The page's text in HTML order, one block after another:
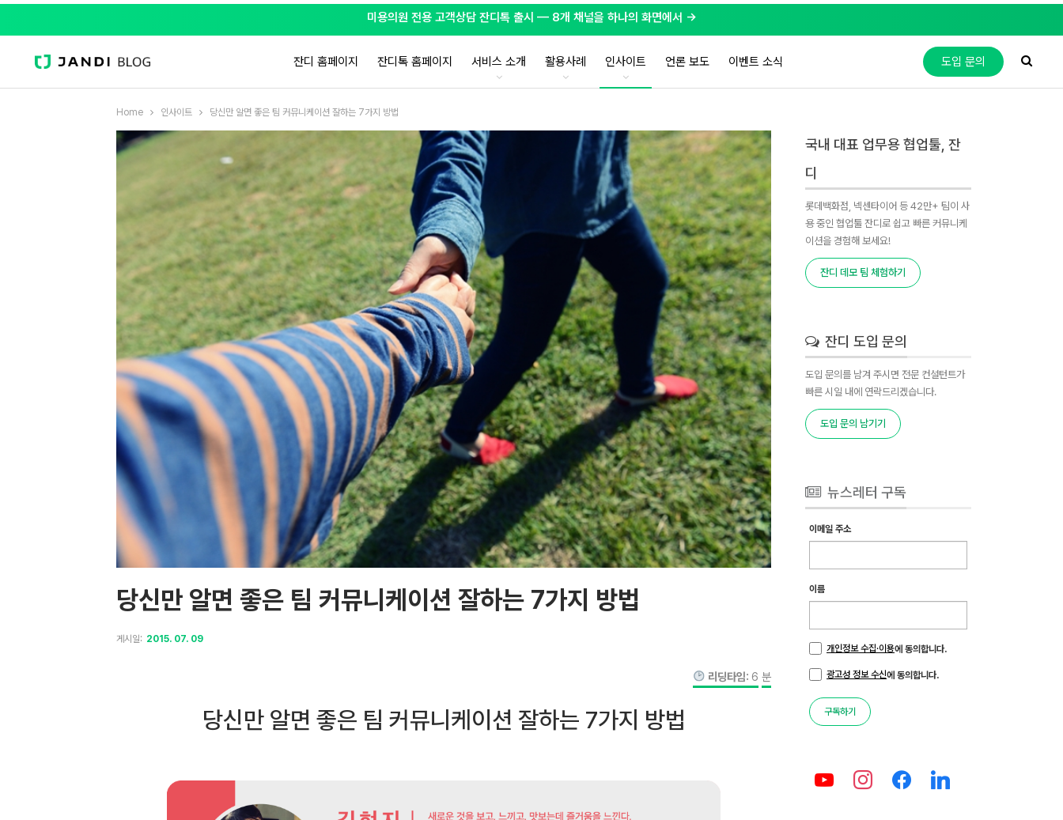
미용의원 전용 고객상담 잔디톡 출시 — 8개 채널을 하나의 화면에서 →
도입 문의
잔디 홈페이지 잔디톡 홈페이지 서비스 소개 활용사례 인사이트 언론 보도 이벤트 소식
Home 인사이트 당신만 알면 좋은 팀 커뮤니케이션 잘하는 7가지 방법
당신만 알면 좋은 팀 커뮤니케이션 잘하는 7가지 방법
게시일: 2015. 07. 09
리딩타임: 6 분
당신만 알면 좋은 팀 커뮤니케이션 잘하는 7가지 방법
국내 대표 업무용 협업툴, 잔
디
롯데백화점, 넥센타이어 등 42만+ 팀이 사
용 중인 협업툴 잔디로 쉽고 빠른 커뮤니케
이션을 경험해 보세요!
잔디 데모 팀 체험하기
잔디 도입 문의
도입 문의를 남겨 주시면 전문 컨설턴트가
빠른 시일 내에 연락드리겠습니다.
도입 문의 남기기
뉴스레터 구독
이메일 주소
이름
개인정보 수집·이용에 동의합니다.
광고성 정보 수신에 동의합니다.
구독하기